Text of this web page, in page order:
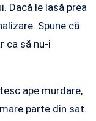
Dacă le lasă prea
Spune că
ca să nu-i
ape murdare,
parte din sat.